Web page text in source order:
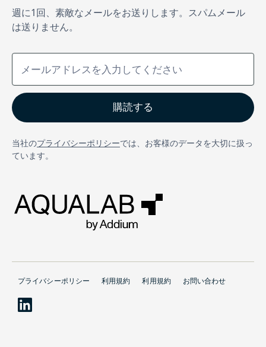
週に1回、素敵なメールをお送りします。スパムメール
は送りません。
当社のプライバシーポリシーでは、お客様のデータを大切に扱っ
ています。
プライバシーポリシー 利用規約 利用規約 お問い合わせ